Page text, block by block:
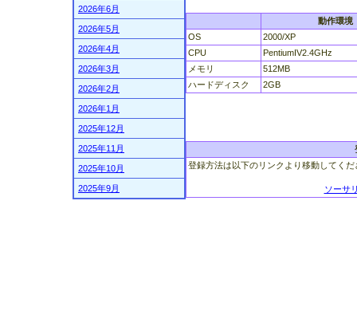
2026年6月
2026年5月
2026年4月
2026年3月
2026年2月
2026年1月
2025年12月
2025年11月
2025年10月
2025年9月
動作環境
OS
2000/XP
CPU
PentiumIV2.4GHz
メモリ
512MB
ハードディスク
2GB
登録方法は以下のリンクより移動してくだ
ソーサ